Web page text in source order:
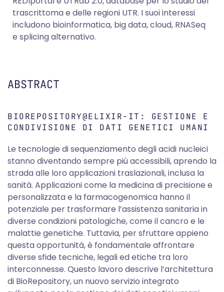
trascrittoma e delle regioni UTR. I suoi interessi
includono bioinformatica, big data, cloud, RNASeq
e splicing alternativo.
ABSTRACT
BIOREPOSITORY@ELIXIR-IT: GESTIONE E
CONDIVISIONE DI DATI GENETICI UMANI
Le tecnologie di sequenziamento degli acidi nucleici
stanno diventando sempre più accessibili, aprendo la
strada alle loro applicazioni traslazionali, inclusa la
sanità. Applicazioni come la medicina di precisione e
personalizzata e la farmacogenomica hanno il
potenziale per trasformare l’assistenza sanitaria in
diverse condizioni patologiche, come il cancro e le
malattie genetiche. Tuttavia, per sfruttare appieno
questa opportunità, è fondamentale affrontare
diverse sfide tecniche, legali ed etiche tra loro
interconnesse. Questo lavoro descrive l’architettura
di BioRepository, un nuovo servizio integrato